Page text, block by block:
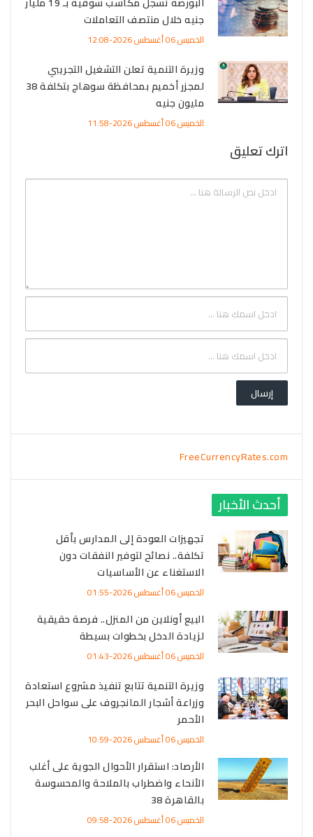
جنيه خلال منتصف التعاملات
الخميس 06 أغسطس 2026-12:08
وزيرة التنمية تعلن التشغيل التجريبي
لمجزر أخميم بمحافظة سوهاج بتكلفة 38
مليون جنيه
الخميس 06 أغسطس 2026-11:58
اترك تعليق
FreeCurrencyRates.com
أحدث الأخبار
تجهيزات العودة إلى المدارس بأقل
تكلفة.. نصائح لتوفير النفقات دون
الاستغناء عن الأساسيات
الخميس 06 أغسطس 2026-01:55
البيع أونلاين من المنزل.. فرصة حقيقية
لزيادة الدخل بخطوات بسيطة
الخميس 06 أغسطس 2026-01:43
وزيرة التنمية تتابع تنفيذ مشروع استعادة
وزراعة أشجار المانجروف على سواحل البحر
الأحمر
الخميس 06 أغسطس 2026-10:59
الأرصاد: استقرار الأحوال الجوية على أغلب
الأنحاء واضطراب بالملاحة والمحسوسة
بالقاهرة 38
الخميس 06 أغسطس 2026-09:58